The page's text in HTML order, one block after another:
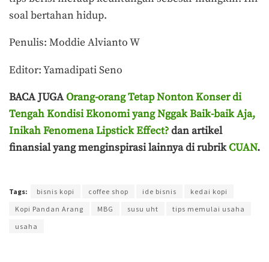
soal bertahan hidup.
Penulis: Moddie Alvianto W
Editor: Yamadipati Seno
BACA JUGAOrang-orang Tetap Nonton Konser di
Tengah Kondisi Ekonomi yang Nggak Baik-baik Aja,
Inikah Fenomena Lipstick Effect?dan artikel
finansial yang menginspirasi lainnya di rubrikCUAN.
Tags: bisnis kopi coffee shop ide bisnis
kedai kopi
Kopi Pandan Arang
MBG susu uht
tips memulai usaha
usaha